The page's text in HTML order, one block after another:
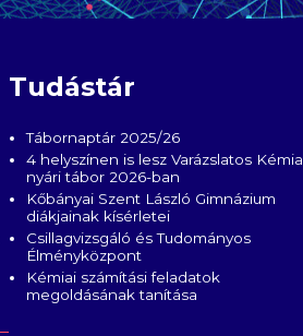
Tudástár
Tábornaptár 2025/26
4 helyszínen is lesz Varázslatos Kémia
nyári tábor 2026-ban
Kőbányai Szent László Gimnázium
diákjainak kísérletei
Csillagvizsgáló és Tudományos
Élményközpont
Kémiai számítási feladatok
megoldásának tanítása